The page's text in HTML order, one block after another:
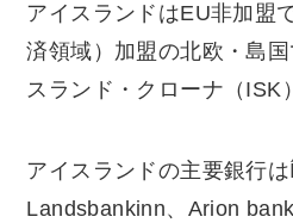
アイスランドはEU非加盟
済領域）加盟の北欧・島
スランド・クローナ（ISK
アイスランドの主要銀行は
Landsbankinn、Arion